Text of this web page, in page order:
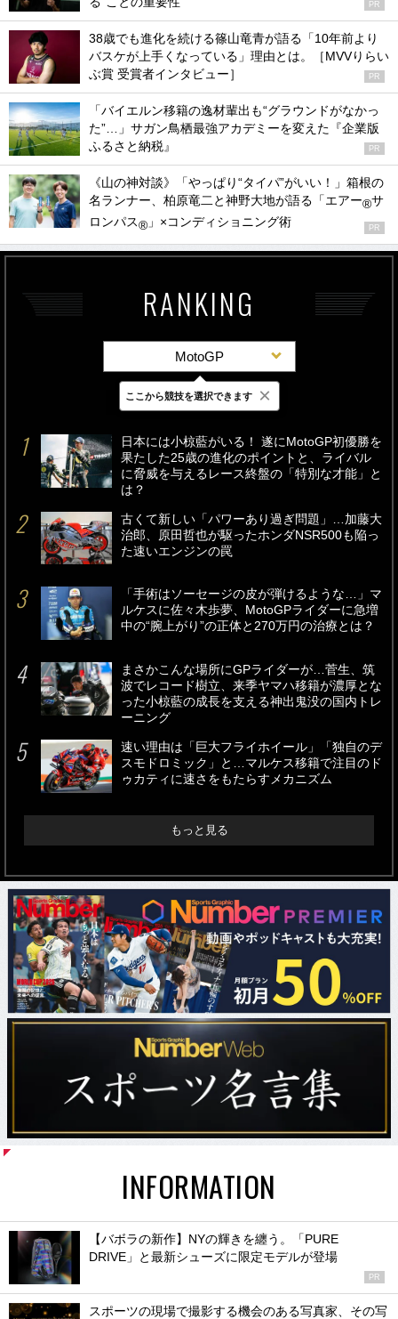
PR
38歳でも進化を続ける篠山竜青が語る「10年前より
バスケが上手くなっている」理由とは。［MVVりらい
ぶ賞 受賞者インタビュー］
PR
「バイエルン移籍の逸材輩出も“グラウンドがなかっ
た”…」サガン鳥栖最強アカデミーを変えた『企業版
ふるさと納税』
PR
《山の神対談》「やっぱり“タイパ”がいい！」箱根の
名ランナー、柏原竜二と神野大地が語る「エアー®サ
ロンパス® 」×コンディショニング術 PR
RANKING
MotoGP
最新 24時間 週間
日本には小椋藍がいる！ 遂にMotoGP初優勝を
果たした25歳の進化のポイントと、ライバル
に脅威を与えるレース終盤の「特別な才能」と
は？
古くて新しい「パワーあり過ぎ問題」…加藤大
治郎、原田哲也が駆ったホンダNSR500も陥っ
た速いエンジンの罠
「手術はソーセージの皮が弾けるような…」マ
ルケスに佐々木歩夢、MotoGPライダーに急増
中の“腕上がり”の正体と270万円の治療とは？
まさかこんな場所にGPライダーが…菅生、筑
波でレコード樹立、来季ヤマハ移籍が濃厚とな
った小椋藍の成長を支える神出鬼没の国内トレ
ーニング
速い理由は「巨大フライホイール」「独自のデ
スモドロミック」と…マルケス移籍で注目のド
ゥカティに速さをもたらすメカニズム
もっと見る
INFORMATION
【バボラの新作】NYの輝きを纏う。「PURE
DRIVE」と最新シューズに限定モデルが登場
PR
スポーツの現場で撮影する機会のある写真家、その写
ここから競技を選択できます ×